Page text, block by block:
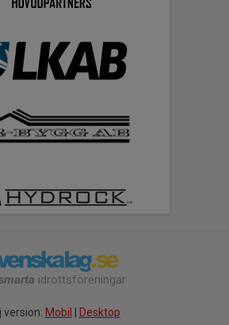
idrottsföreningar
version: Mobil Desktop